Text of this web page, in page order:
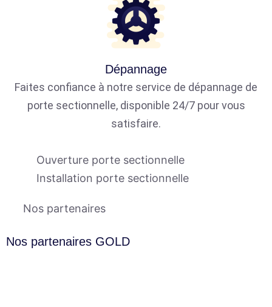
Dépannage
Faites confiance à notre service de dépannage de
porte sectionnelle, disponible 24/7 pour vous
satisfaire.
Ouverture porte sectionnelle
Installation porte sectionnelle
Nos partenaires
Nos partenaires GOLD